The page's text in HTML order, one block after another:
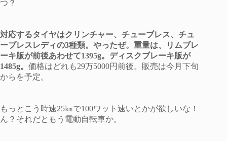
つ？
対応するタイヤはクリンチャー、チューブレス、チュ
ーブレスレディの3種類。やったぜ。重量は、リムブレ
ーキ版が前後あわせて1395g。ディスクブレーキ版が
1485g。 価格はどれも29万5000円前後。販売は今月下旬
からを予定。
もっとこう時速25㎞で100ワット速いとかが欲しいな！
ん？それだともう電動自転車か。